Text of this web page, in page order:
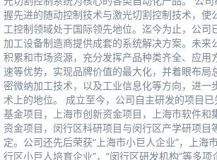
握先进的随动控制技术与激光切割控制技术，使
工控制领域处于国际领先地位。迄今为止，公司
加工设备制造商提供成套的系统解决方案。未来
积累和市场资源，充分发挥产品种类齐全、应用
速等优势，实现品牌价值的最大化，并着眼布局
密微纳加工技术，以及工业信息化等方向，进一
术上的地位。成立至今，公司自主研发的项目
基金项目，上海市创新资金项目，上海市软件和
资金项目，闵行区科研项目与闵行区产学研项目
定。公司还先后荣获“上海市小巨人企业”，上海
行区小巨人培育企业”，“闵行区研发机构”等多